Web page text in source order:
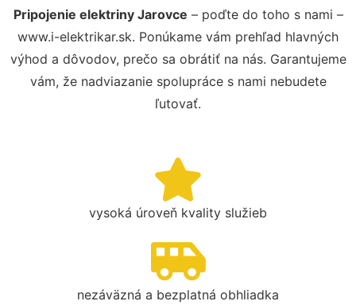
Pripojenie elektriny Jarovce – poďte do toho s nami –
www.i-elektrikar.sk. Ponúkame vám prehľad hlavných
výhod a dôvodov, prečo sa obrátiť na nás. Garantujeme
vám, že nadviazanie spolupráce s nami nebudete
ľutovať.
vysoká úroveň kvality služieb
nezáväzná a bezplatná obhliadka